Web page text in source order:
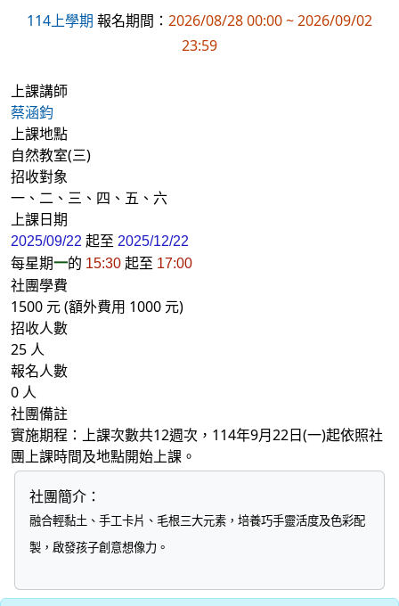
114上學期 報名期間： 2026/08/28 00:00 ~ 2026/09/02
23:59
上課講師
蔡涵鈞
上課地點
自然教室(三)
招收對象
一、二、三、四、五、六
上課日期
2025/09/22 起至 2025/12/22
每星期一的 15:30 起至 17:00
社團學費
1500 元 (額外費用 1000 元)
招收人數
25 人
報名人數
0 人
社團備註
實施期程：上課次數共12週次，114年9月22日(一)起依照社
團上課時間及地點開始上課。
社團簡介：
融合輕黏土、手工卡片、毛根三大元素，培養巧手靈活度及色彩配
製，啟發孩子創意想像力。